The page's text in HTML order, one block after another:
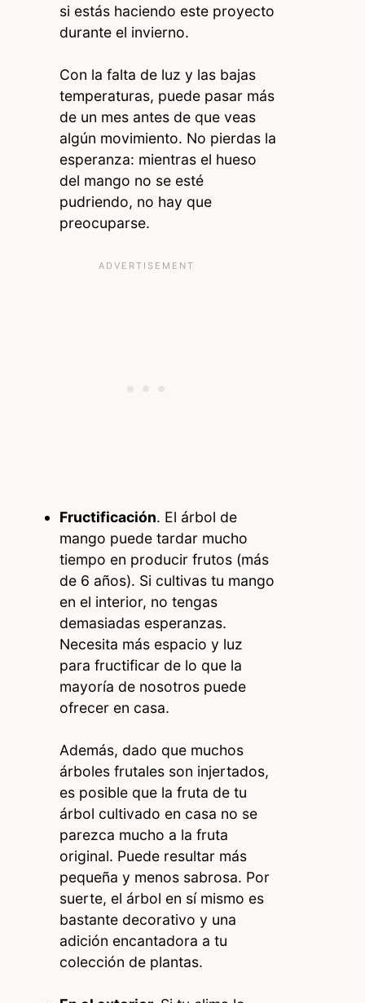
si estás haciendo este proyecto
durante el invierno.
Con la falta de luz y las bajas
temperaturas, puede pasar más
de un mes antes de que veas
algún movimiento. No pierdas la
esperanza: mientras el hueso
del mango no se esté
pudriendo, no hay que
preocuparse.
Fructificación. El árbol de
mango puede tardar mucho
tiempo en producir frutos (más
de 6 años). Si cultivas tu mango
en el interior, no tengas
demasiadas esperanzas.
Necesita más espacio y luz
para fructificar de lo que la
mayoría de nosotros puede
ofrecer en casa.
Además, dado que muchos
árboles frutales son injertados,
es posible que la fruta de tu
árbol cultivado en casa no se
parezca mucho a la fruta
original. Puede resultar más
pequeña y menos sabrosa. Por
suerte, el árbol en sí mismo es
bastante decorativo y una
adición encantadora a tu
colección de plantas.